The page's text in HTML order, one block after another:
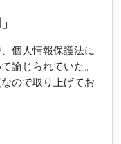
個人情報保護法に
論じられていた。
ので取り上げてお